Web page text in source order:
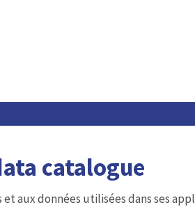
catalogue
aux données utilisées dans ses